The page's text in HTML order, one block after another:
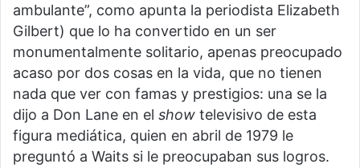
ambulante”, como apunta la periodista Elizabeth
Gilbert) que lo ha convertido en un ser
monumentalmente solitario, apenas preocupado
acaso por dos cosas en la vida, que no tienen
nada que ver con famas y prestigios: una se la
dijo a Don Lane en el show televisivo de esta
figura mediática, quien en abril de 1979 le
preguntó a Waits si le preocupaban sus logros.